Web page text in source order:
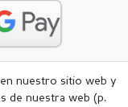
nuestro sitio web y
de nuestra web (p.